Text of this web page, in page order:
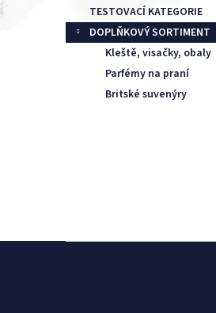
TESTOVACÍ KATEGORIE
DOPLŇKOVÝ SORTIMENT
Kleště, visačky, obaly
Parfémy na praní
Britské suvenýry